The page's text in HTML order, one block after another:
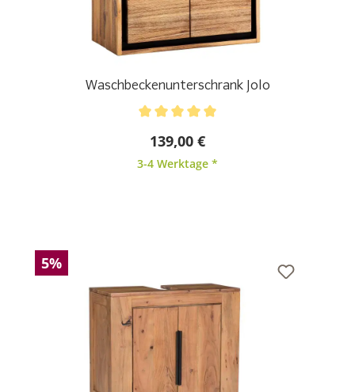
Waschbeckenunterschrank Jolo
139,00 €
3-4 Werktage *
5%